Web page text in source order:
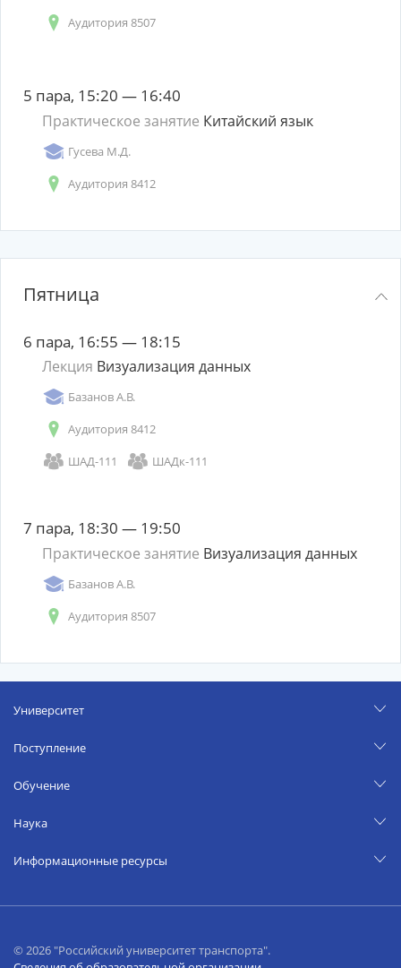
Аудитория 8507
5 пара, 15:20 — 16:40
Практическое занятие Китайский язык
Гусева М.Д.
Аудитория 8412
Пятница
6 пара, 16:55 — 18:15
Лекция Визуализация данных
Базанов А.В.
Аудитория 8412
ШАД-111
ШАДк-111
7 пара, 18:30 — 19:50
Практическое занятие Визуализация данных
Базанов А.В.
Аудитория 8507
Университет
Поступление
Обучение
Наука
Информационные ресурсы
© 2026 "Российский университет транспорта".